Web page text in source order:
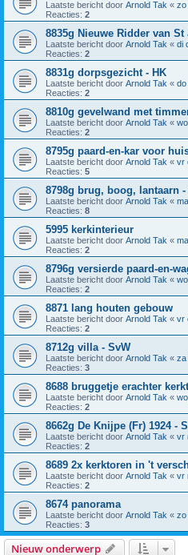
Laatste bericht door Arnold Tak « zo
Reacties: 2
8835g Nieuwe Ridder van
Laatste bericht door Arnold Tak « di
Reacties: 2
8831g dorpsgezicht - HK
Laatste bericht door Arnold Tak « do
Reacties: 2
8810g gevelwand met
Laatste bericht door Arnold Tak «
Reacties: 2
8795g paard-en-kar voor
Laatste bericht door Arnold Tak « vr
Reacties: 5
8798g brug, boog, lantaarn -
Laatste bericht door Arnold Tak «
Reacties: 8
5995 kerkinterieur
Laatste bericht door Arnold Tak «
Reacties: 2
8796g versierde paard-en-
Laatste bericht door Arnold Tak «
Reacties: 2
8871 lang houten gebouw
Laatste bericht door Arnold Tak « vr
Reacties: 2
8712g villa - SvW
Laatste bericht door Arnold Tak « za
Reacties: 3
8688 bruggetje erachter
Laatste bericht door Arnold Tak «
Reacties: 2
8662g De Knijpe (Fr) 1924 -
Laatste bericht door Arnold Tak « vr
Reacties: 2
8689 2x kerktoren in 't
Laatste bericht door Arnold Tak « vr
Reacties: 2
8674 panorama
Laatste bericht door Arnold Tak « zo
Reacties: 3
Nieuw onderwerp